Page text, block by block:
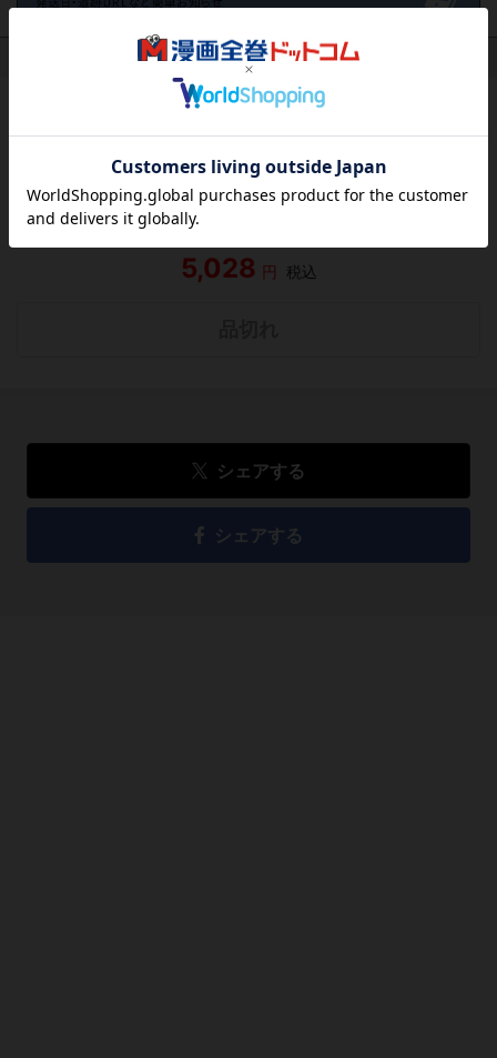
（関連商品を含む）
この作品にはまだレビューがありません。 今後読まれる
方のために感想を共有してもらえませんか？
レビューを書く
5,028 円 税込
シェアする
シェアする